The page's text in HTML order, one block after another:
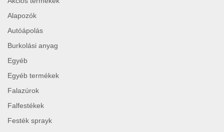
Alapozók
Autóápolás
Burkolási anyag
Egyéb
Egyéb termékek
Falazúrok
Falfestékek
Festék sprayk